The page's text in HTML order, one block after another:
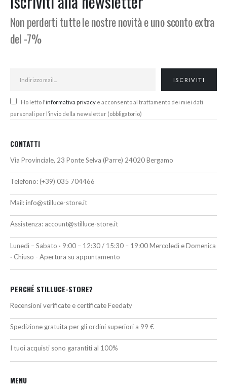
Non perderti tutte le nostre novità e uno sconto extra
del -7%
Ho letto l'informativa privacy e acconsento al trattamento dei miei dati
personali per l’invio della newsletter (obbligatorio)
CONTATTI
Via Provinciale, 23 Ponte Selva (Parre) 24020 Bergamo
Telefono: (+39) 035 704466
Mail:info@stilluce-store.it
Assistenza: account@stilluce-store.it
Lunedì – Sabato · 9:00 – 12:30 / 15:30 – 19:00 Mercoledì e Domenica
· Chiuso - Apertura su appuntamento
PERCHÉ STILLUCE-STORE?
Recensioni verificate e certificate Feedaty
Spedizione gratuita per gli ordini superiori a 99 €
I tuoi acquisti sono garantiti al 100%
MENU